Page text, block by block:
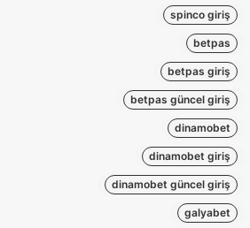
spinco giriş
betpas
betpas giriş
betpas güncel giriş
dinamobet
dinamobet giriş
dinamobet güncel giriş
galyabet